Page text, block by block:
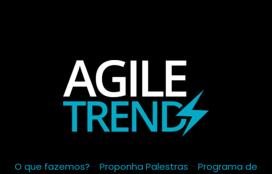
O que fazemos? - Proponha Palestras - Programa de